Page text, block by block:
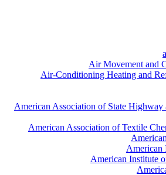
Air Movement and
Air-Conditioning Heating and
American Association of State Highway
American Association of Textile
American
American Institute